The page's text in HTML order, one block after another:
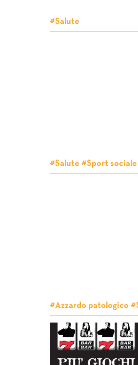
#Salute
#Salute #Sport sociale
#Azzardo patologico